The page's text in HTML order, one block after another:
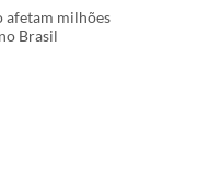
afetam milhões
Brasil